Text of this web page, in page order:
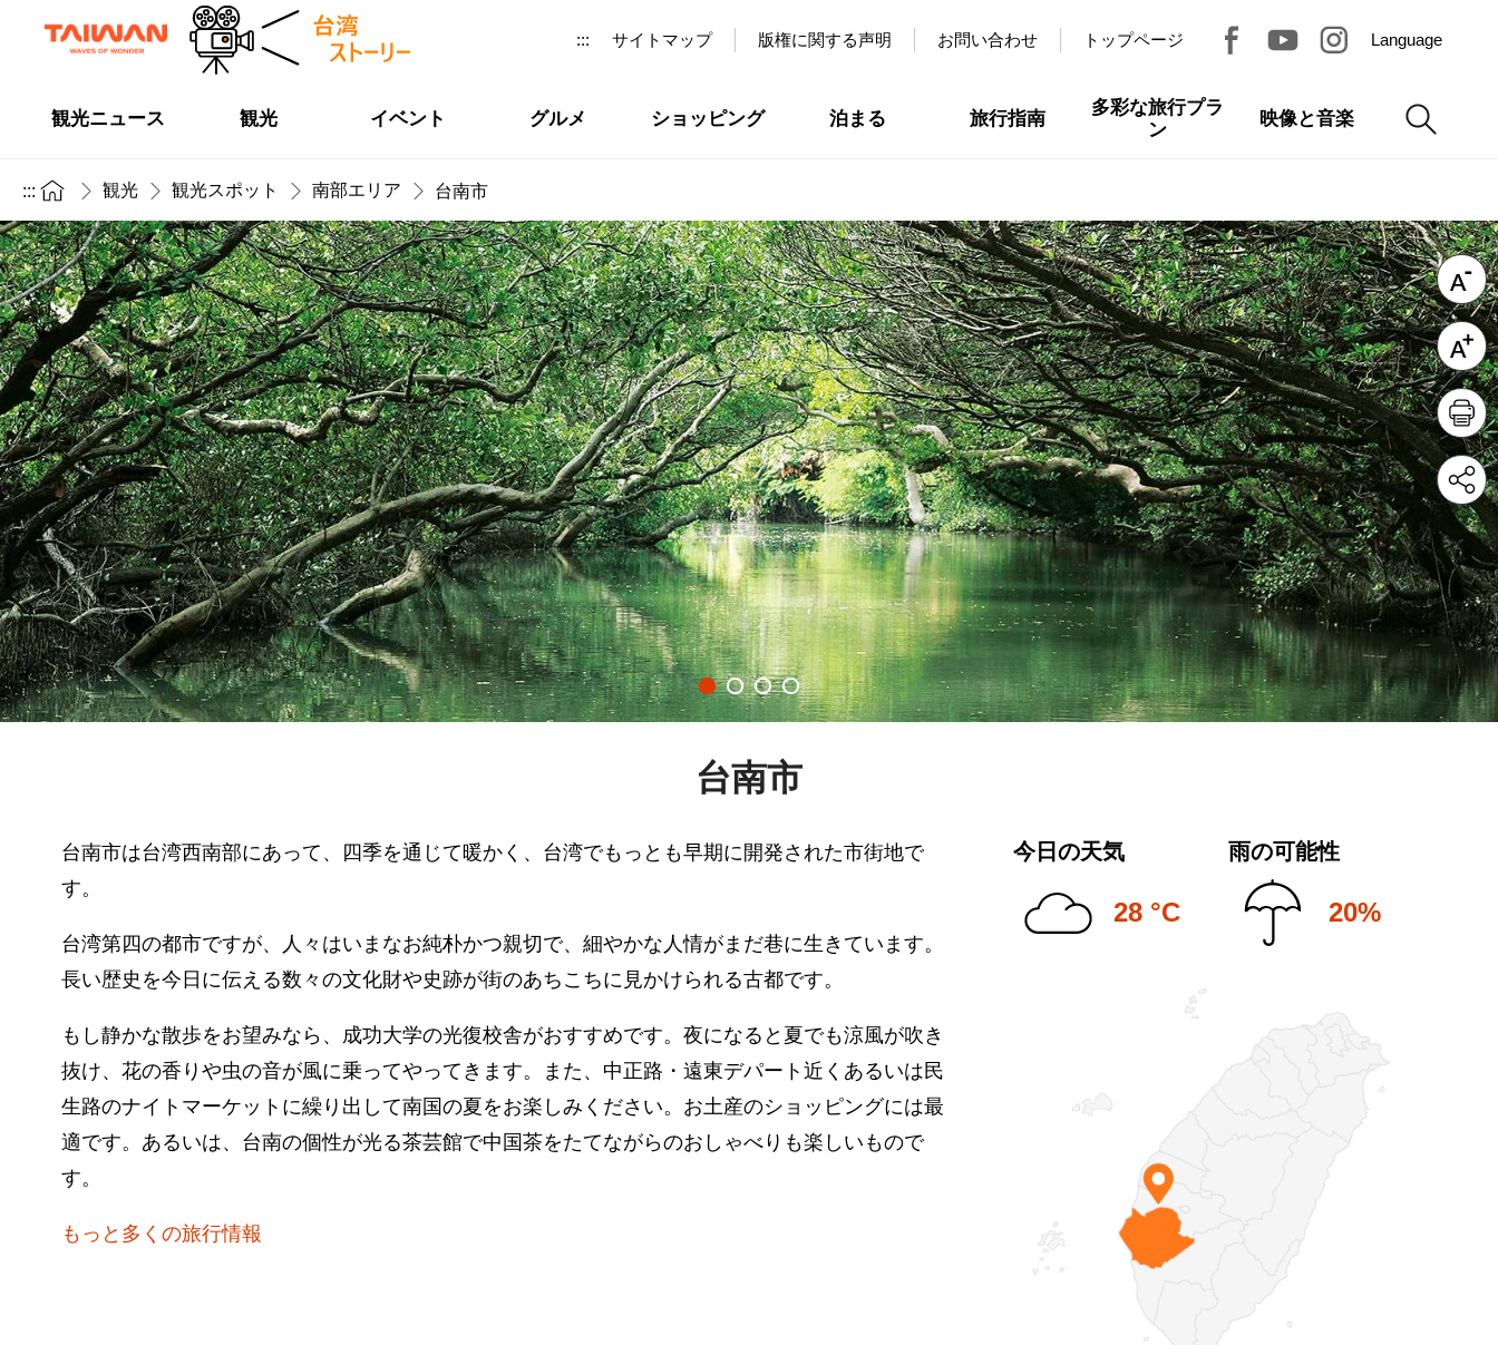
::: サイトマップ 版権に関する声明 お問い合わせ トップページ Language
観光ニュース 観光 イベント グルメ ショッピング 泊まる 旅行指南
多彩な旅行プラ
ン
映像と音楽
::: 観光 観光スポット 南部エリア 台南市
台南市
台南市は台湾西南部にあって、四季を通じて暖かく、台湾でもっとも早期に開発された市街地で
す。
台湾第四の都市ですが、人々はいまなお純朴かつ親切で、細やかな人情がまだ巷に生きています。
長い歴史を今日に伝える数々の文化財や史跡が街のあちこちに見かけられる古都です。
もし静かな散歩をお望みなら、成功大学の光復校舎がおすすめです。夜になると夏でも涼風が吹き
抜け、花の香りや虫の音が風に乗ってやってきます。また、中正路・遠東デパート近くあるいは民
生路のナイトマーケットに繰り出して南国の夏をお楽しみください。お土産のショッピングには最
適です。あるいは、台南の個性が光る茶芸館で中国茶をたてながらのおしゃべりも楽しいもので
す。
もっと多くの旅行情報
今日の天気
28 °C
雨の可能性
20%